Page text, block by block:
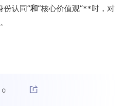
份认同”和“核心价值观”**时，对
0